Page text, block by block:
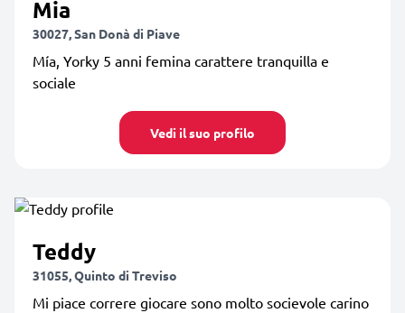
Mia
30027, San Donà di Piave
Mía, Yorky 5 anni femina carattere tranquilla e
sociale
Vedi il suo profilo
Teddy
31055, Quinto di Treviso
Mi piace correre giocare sono molto socievole carino